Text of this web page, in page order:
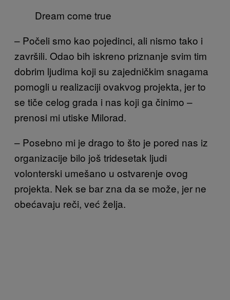
Dream come true
– Počeli smo kao pojedinci, ali nismo tako i
završili. Odao bih iskreno priznanje svim tim
dobrim ljudima koji su zajedničkim snagama
pomogli u realizaciji ovakvog projekta, jer to
se tiče celog grada i nas koji ga činimo –
prenosi mi utiske Milorad.
– Posebno mi je drago to što je pored nas iz
organizacije bilo još tridesetak ljudi
volonterski umešano u ostvarenje ovog
projekta. Nek se bar zna da se može, jer ne
obećavaju reči, već želja.